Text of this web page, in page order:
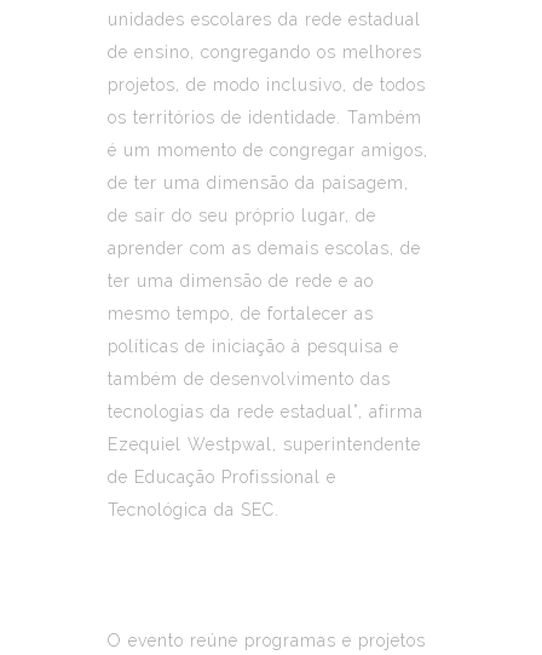
unidades escolares da rede estadual
de ensino, congregando os melhores
projetos, de modo inclusivo, de todos
os territórios de identidade. Também
é um momento de congregar amigos,
de ter uma dimensão da paisagem,
de sair do seu próprio lugar, de
aprender com as demais escolas, de
ter uma dimensão de rede e ao
mesmo tempo, de fortalecer as
políticas de iniciação à pesquisa e
também de desenvolvimento das
tecnologias da rede estadual”, afirma
Ezequiel Westpwal, superintendente
de Educação Profissional e
Tecnológica da SEC.
O evento reúne programas e projetos